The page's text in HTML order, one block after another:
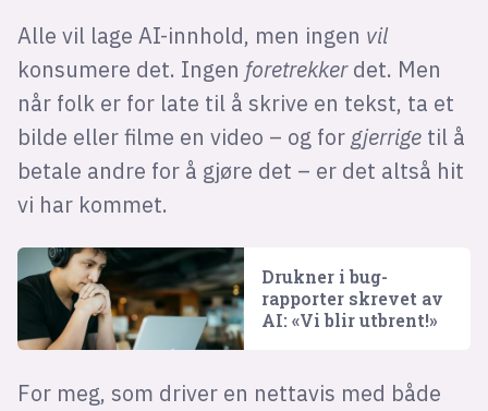
Alle vil lage AI-innhold, men ingen vil
konsumere det. Ingen foretrekker det. Men
når folk er for late til å skrive en tekst, ta et
bilde eller filme en video – og for gjerrige til å
betale andre for å gjøre det – er det altså hit
vi har kommet.
Drukner i bug-
rapporter skrevet av
AI: «Vi blir utbrent!»
For meg, som driver en nettavis med både